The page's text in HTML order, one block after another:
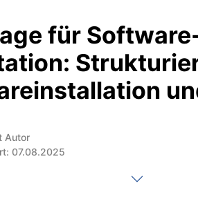
für
Autor
07.08.2025